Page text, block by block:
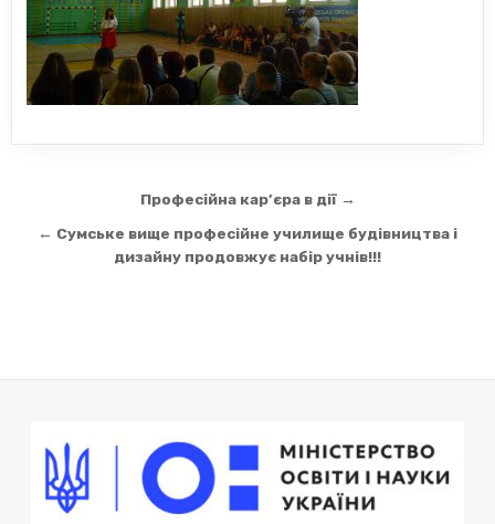
Навігація
записів
Професійна кар’єра в дії →
← Сумське вище професійне училище будівництва і
дизайну продовжує набір учнів!!!